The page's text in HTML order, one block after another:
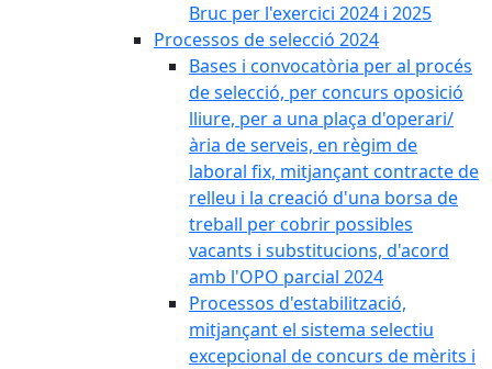
Bruc per l'exercici 2024 i 2025
Processos de selecció 2024
Bases i convocatòria per al procés
de selecció, per concurs oposició
lliure, per a una plaça d'operari/
ària de serveis, en règim de
laboral fix, mitjançant contracte de
relleu i la creació d'una borsa de
treball per cobrir possibles
vacants i substitucions, d'acord
amb l'OPO parcial 2024
Processos d'estabilització,
mitjançant el sistema selectiu
excepcional de concurs de mèrits i